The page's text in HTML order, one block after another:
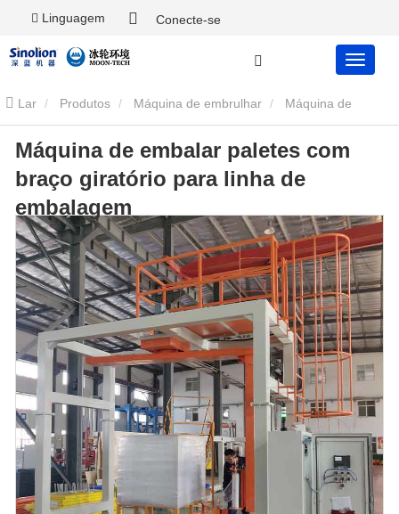
Linguagem Conecte-se
Lar Produtos Máquina de embrulhar
embalar paletes com braço giratório para linha de embalagem
Máquina de embalar paletes com
braço giratório para linha de
embalagem